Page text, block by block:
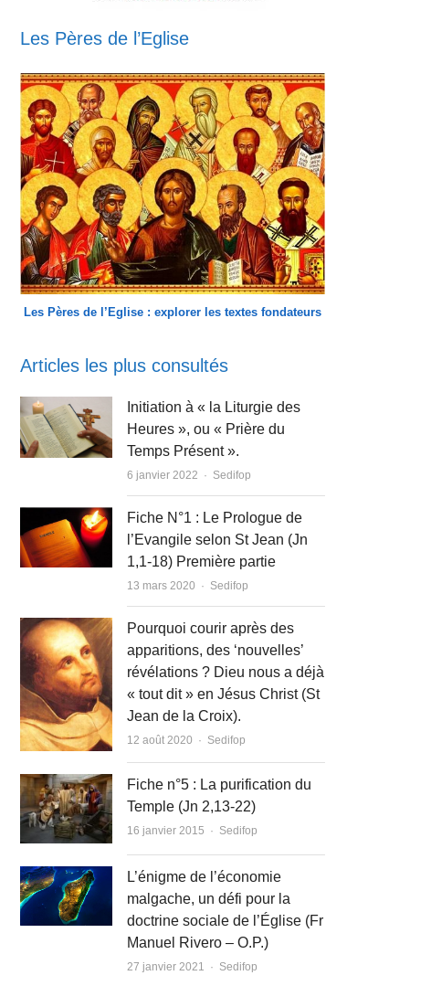
Les Pères de l’Eglise
Les Pères de l’Eglise : explorer les textes fondateurs
Articles les plus consultés
Initiation à « la Liturgie des
Heures », ou « Prière du
Temps Présent ».
6 janvier 2022 Author
Sedifop
Fiche N°1 : Le Prologue de
l’Evangile selon St Jean (Jn
1,1-18) Première partie
13 mars 2020 Author
Sedifop
Pourquoi courir après des
apparitions, des ‘nouvelles’
révélations ? Dieu nous a déjà
« tout dit » en Jésus Christ (St
Jean de la Croix).
12 août 2020 Author
Sedifop
Fiche n°5 : La purification du
Temple (Jn 2,13-22)
16 janvier 2015 Author
Sedifop
L’énigme de l’économie
malgache, un défi pour la
doctrine sociale de l’Église (Fr
Manuel Rivero – O.P.)
27 janvier 2021 Author
Sedifop